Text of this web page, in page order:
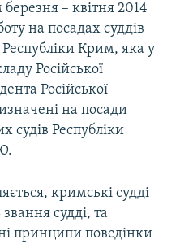
– квітня 2014
на посадах суддів
Республіки Крим, яка у
Російської
Російської
на посади
судів Республіки
кримські судді
судді, та
принципи поведінки